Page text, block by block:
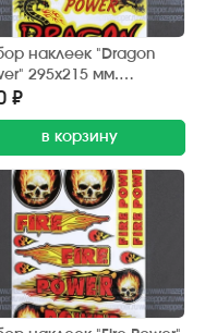
наклеек "Dragon
295х215 мм.
желтый) 12 шт.
₽
в корзину